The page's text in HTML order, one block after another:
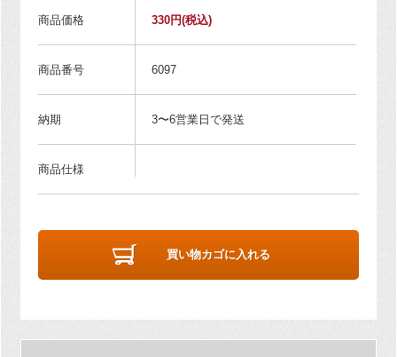
商品価格 330円(税込)
商品番号 6097
納期 3〜6営業日で発送
商品仕様
買い物カゴに入れる